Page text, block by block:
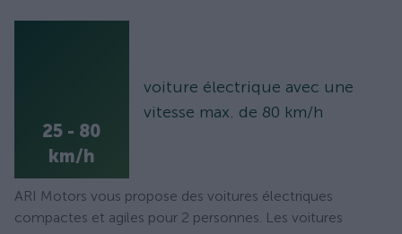
25 - 80
km/h
voiture électrique avec une
vitesse max. de 80 km/h
ARI Motors vous propose des voitures électriques
compactes et agiles pour 2 personnes. Les voitures